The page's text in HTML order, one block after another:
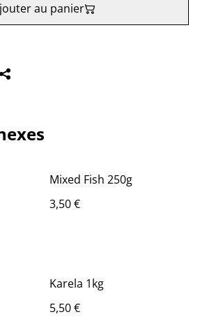
au panier
Mixed Fish 250g
3,50 €
Karela 1kg
5,50 €